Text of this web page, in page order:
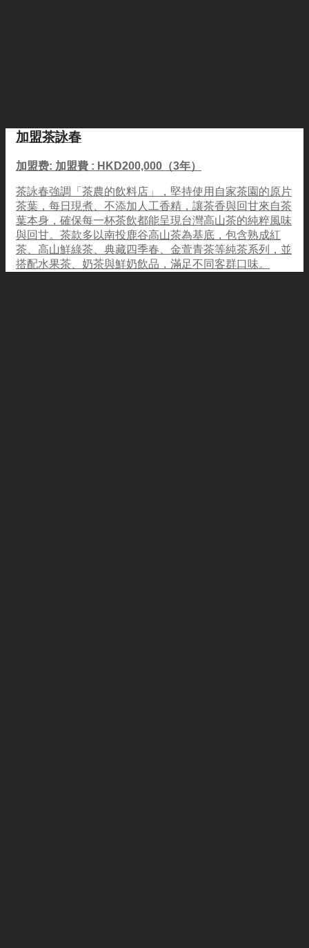
加盟茶詠春
加盟费: 加盟費 : HKD200,000（3年）
茶詠春強調「茶農的飲料店」，堅持使用自家茶園的原片
茶葉，每日現煮、不添加人工香精，讓茶香與回甘來自茶
葉本身，確保每一杯茶飲都能呈現台灣高山茶的純粹風味
與回甘。茶款多以南投鹿谷高山茶為基底，包含熟成紅
茶、高山鮮綠茶、典藏四季春、金萱青茶等純茶系列，並
搭配水果茶、奶茶與鮮奶飲品，滿足不同客群口味。